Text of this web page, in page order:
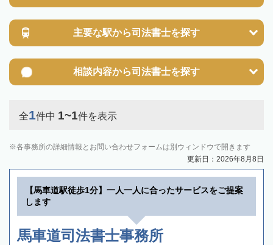
主要な駅から司法書士を探す
相談内容から司法書士を探す
全1件中 1~1件を表示
各事務所の詳細情報とお問い合わせフォームは別ウィンドウで開きます
更新日：2026年8月8日
【馬車道駅徒歩1分】一人一人に合ったサービスをご提案
します
馬車道司法書士事務所